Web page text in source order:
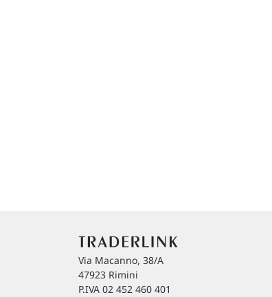
Via Macanno, 38/A
47923 Rimini
P.IVA 02 452 460 401